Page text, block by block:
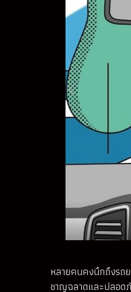
หลายคนคงนึกถึงรถ
ชาญฉลาดและปลอดภั